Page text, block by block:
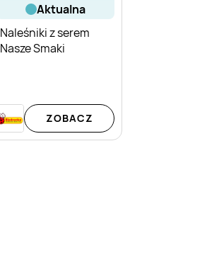
aktualna
Naleśniki z serem
Nasze Smaki
ZOBACZ